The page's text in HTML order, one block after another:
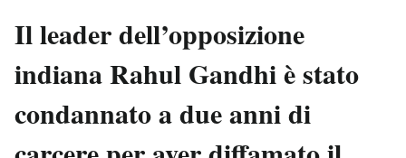
Italia
Politica
Tecnologia
Moda
Consumismi
Storie/Idee
Il leader dell’opposizione
indiana Rahul Gandhi è stato
condannato a due anni di